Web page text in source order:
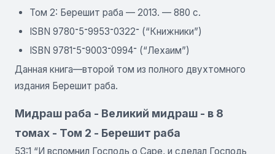
Том 2: Берешит раба — 2013. — 880 с.
ISBN 9780־0322־9953־5־ (“Книжники”)
ISBN 9781־0994־9003־5־ (“Лехаим”)
Данная книга—второй том из полного двухтомного
издания Берешит раба.
Мидраш раба - Великий мидраш - в 8
томах - Том 2 - Берешит раба
53:1 “И вспомнил Господь о Саре, и сделал Господь